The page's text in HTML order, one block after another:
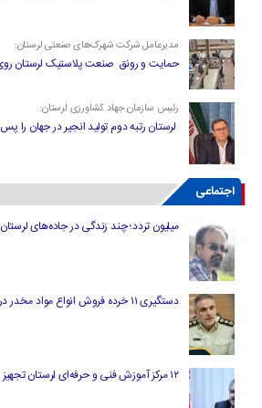
مدیرعامل شرکت شهرک‌های صنعتی لرستان:
حمایت و رونق صنعت پلاستیک لرستان
رئیس سازمان جهاد کشاورزی لرستان:
لرستان رتبه دوم تولید انجیر در جهان را پس
اجتماعی
میلیون تردد؛ چند زندگی در جاده‌های
دستگیری ۱۱ خرده فروش انواع مواد مخدر در خرم آباد
۱۲ مرکز آموزش فنی و حرفه‌ای لرستان تجهیز و ساماندهی شد